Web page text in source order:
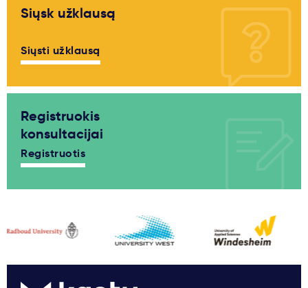
Siųsk užklausą
Siųsti užklausą
Registruokis
konsultacijai
Registruotis